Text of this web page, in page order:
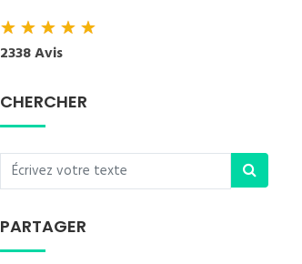
★★★★★
2338 Avis
CHERCHER
PARTAGER